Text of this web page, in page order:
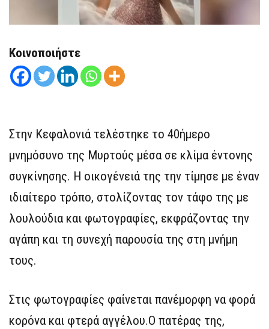
Κοινοποιήστε
Στην Κεφαλονιά τελέστηκε το 40ήμερο
μνημόσυνο της Μυρτούς μέσα σε κλίμα έντονης
συγκίνησης. Η οικογένειά της την τίμησε με έναν
ιδιαίτερο τρόπο, στολίζοντας τον τάφο της με
λουλούδια και φωτογραφίες, εκφράζοντας την
αγάπη και τη συνεχή παρουσία της στη μνήμη
τους.
Στις φωτογραφίες φαίνεται πανέμορφη να φορά
κορόνα και φτερά αγγέλου.Ο πατέρας της,